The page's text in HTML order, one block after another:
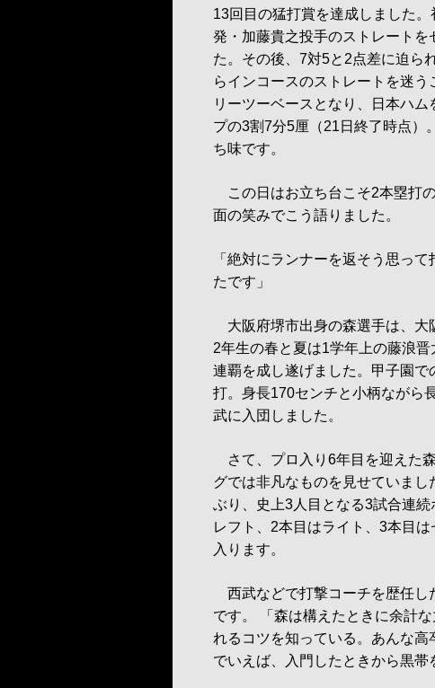
13回目の猛打賞を達成しました
発・加藤貴之投手のストレート
た。その後、7対5と2点差に迫ら
らインコースのストレートを迷
リーツーベースとなり、日本ハ
プの3割7分5厘（21日終了時点）
ち味です。
この日はお立ち台こそ2本塁打
面の笑みでこう語りました。
「絶対にランナーを返そう思っ
たです」
大阪府堺市出身の森選手は、大
2年生の春と夏は1学年上の藤浪
連覇を成し遂げました。甲子園
打。身長170センチと小柄ながら
武に入団しました。
さて、プロ入り6年目を迎えた
グでは非凡なものを見せていま
ぶり、史上3人目となる3試合連
レフト、2本目はライト、3本目
入ります。
西武などで打撃コーチを歴任し
です。 「森は構えたときに余計
れるコツを知っている。あんな
でいえば、入門したときから黒帯